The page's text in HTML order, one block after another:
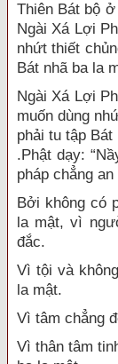
Thiên Bát bộ
Ngài Xá Lợi
nhứt thiết
Bát nhã ba la
Ngài Xá Lợi
muốn dùng
phải tu tập Bát
.Phật dạy:
pháp chẳng
Bởi không có
la mật, vì
đắc.
Vì tội và
la mật.
Vì tâm chẳng
Vì thân tâm